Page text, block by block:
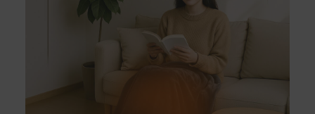
非Acer旗下品牌商品依配合廠商規範，可能會有無法配送
外島的狀況，
您可以於「我的訂單」內查詢訂單出貨狀態 (路徑：我的帳
實際的到貨時間依配合的物流商做安排，在無特殊狀況下
可在出貨後的兩個工作天內送達。